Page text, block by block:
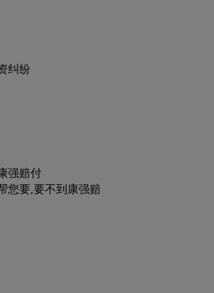
纠纷
强赔付
您要,要不到康强赔